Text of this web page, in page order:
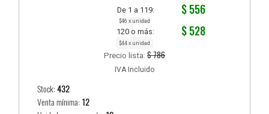
De 1 a 119: $ 556
$46 x unidad
120 o más: $ 528
$44 x unidad
Precio lista: $ 786
IVA Incluido
Stock:432
Venta mínima: 12